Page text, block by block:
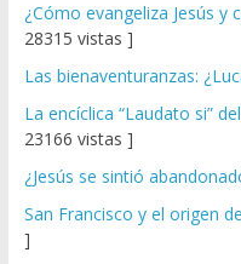
¿Cómo evangeliza Jesús y
28315 vistas ]
Las bienaventuranzas:
La encíclica “Laudato si”
23166 vistas ]
¿Jesús se sintió
San Francisco y el origen
]